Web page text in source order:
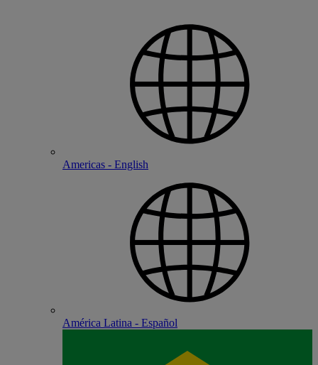
Americas - English
América Latina - Español